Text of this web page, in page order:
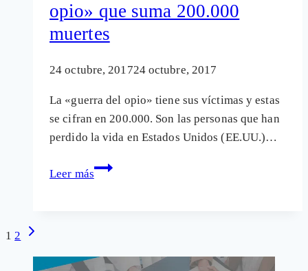
en
opio» que suma 200.000
muertes
24 octubre, 201724 octubre, 2017
La «guerra del opio» tiene sus víctimas y estas
se cifran en 200.000. Son las personas que han
perdido la vida en Estados Unidos (EE.UU.)…
Leer más
Las
USA
Navegación
1 2
Siguiente